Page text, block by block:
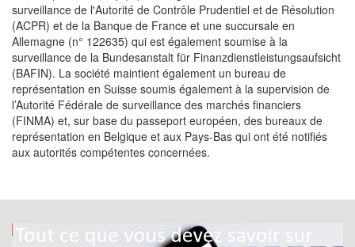
surveillance de l'Autorité de Contrôle Prudentiel et de Résolution
(ACPR) et de la Banque de France et une succursale en
Allemagne (n° 122635) qui est également soumise à la
surveillance de la Bundesanstalt für Finanzdienstleistungsaufsicht
(BAFIN). La société maintient également un bureau de
représentation en Suisse soumis également à la supervision de
l’Autorité Fédérale de surveillance des marchés financiers
(FINMA) et, sur base du passeport européen, des bureaux de
représentation en Belgique et aux Pays-Bas qui ont été notifiés
aux autorités compétentes concernées.